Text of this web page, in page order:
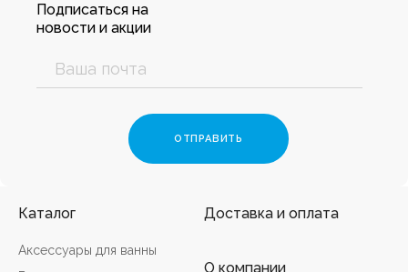
Подписаться на
новости и акции
Каталог
Аксессуары для ванны
Доставка и оплата
О компании